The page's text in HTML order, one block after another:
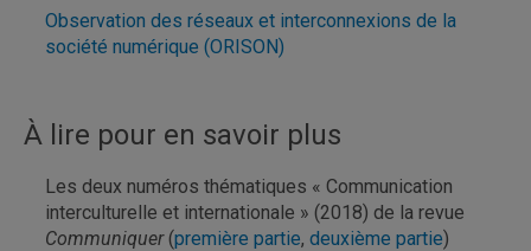
Observation des réseaux et interconnexions de la
société numérique (ORISON)
À lire pour en savoir plus
Les deux numéros thématiques « Communication
interculturelle et internationale » (2018) de la revue
Communiquer(première partie, deuxième partie)